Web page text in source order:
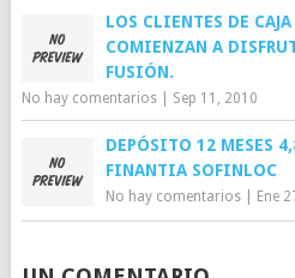
LOS CLIENTES DE CAJA
COMIENZAN A
FUSIÓN.
No hay comentarios| Sep 11, 2010
DEPÓSITO 12 MESES
FINANTIA SOFINLOC
No hay comentarios| Ene